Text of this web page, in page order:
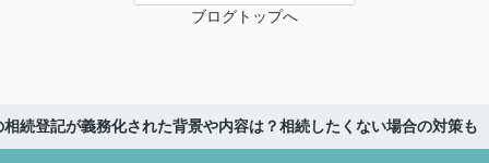
ブログトップへ
相続登記が義務化された背景や内容は？相続したくない場合の対策も